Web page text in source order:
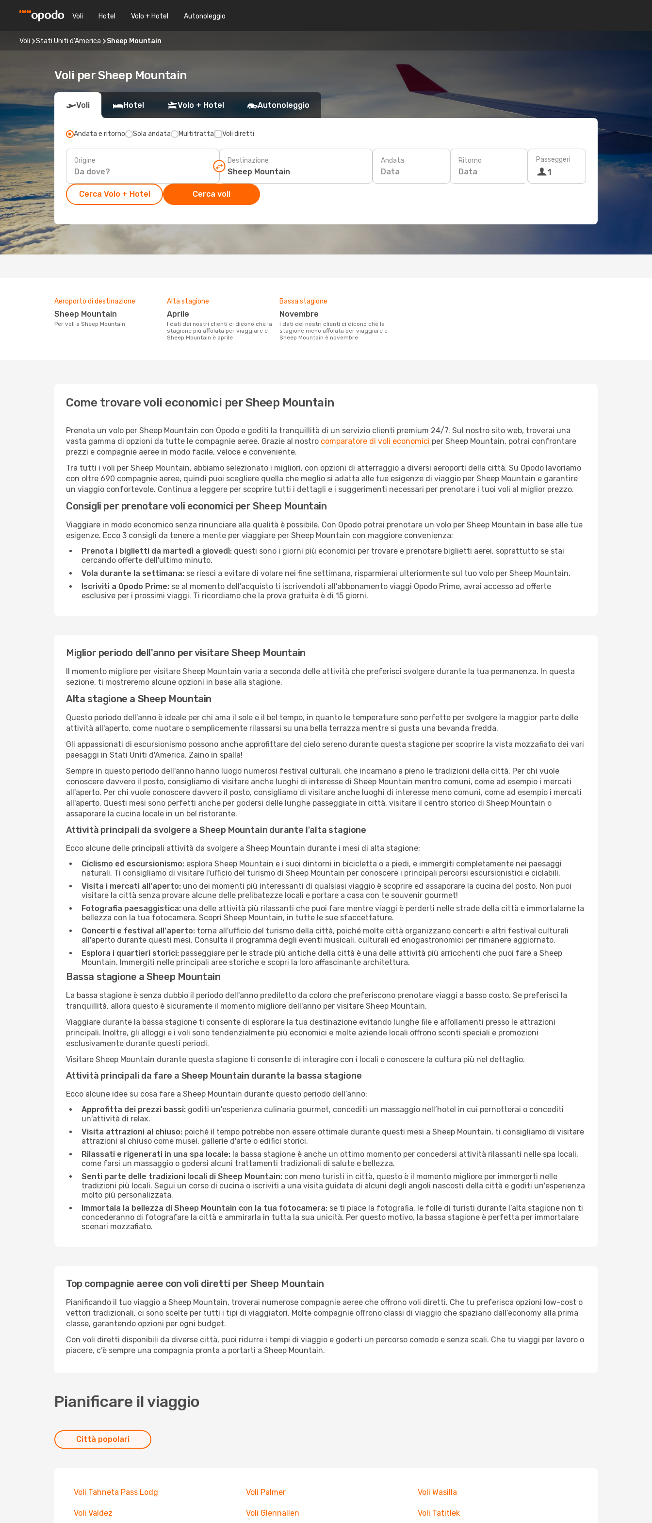
Voli Hotel Volo + Hotel Autonoleggio
Voli Stati Uniti d'America Sheep Mountain
Voli per Sheep Mountain
Voli Hotel Volo + Hotel Autonoleggio
Andata e ritorno Sola andata Multitratta Voli diretti
Origine Destinazione Andata
Data
Ritorno
Data
Passeggeri
1
Cerca Volo + Hotel Cerca voli
Aeroporto di destinazione
Sheep Mountain
Per voli a Sheep Mountain
Alta stagione
aprile
I dati dei nostri clienti ci dicono che la
stagione più affolata per viaggiare e
Sheep Mountain è aprile
Bassa stagione
novembre
I dati dei nostri clienti ci dicono che la
stagione meno affolata per viaggiare e
Sheep Mountain è novembre
Come trovare voli economici per Sheep Mountain
Prenota un volo per Sheep Mountain con Opodo e goditi la tranquillità di un servizio clienti premium 24/7. Sul nostro sito web, troverai una
vasta gamma di opzioni da tutte le compagnie aeree. Grazie al nostro comparatore di voli economici per Sheep Mountain, potrai confrontare
prezzi e compagnie aeree in modo facile, veloce e conveniente.
Tra tutti i voli per Sheep Mountain, abbiamo selezionato i migliori, con opzioni di atterraggio a diversi aeroporti della città. Su Opodo lavoriamo
con oltre 690 compagnie aeree, quindi puoi scegliere quella che meglio si adatta alle tue esigenze di viaggio per Sheep Mountain e garantire
un viaggio confortevole. Continua a leggere per scoprire tutti i dettagli e i suggerimenti necessari per prenotare i tuoi voli al miglior prezzo.
Consigli per prenotare voli economici per Sheep Mountain
Viaggiare in modo economico senza rinunciare alla qualità è possibile. Con Opodo potrai prenotare un volo per Sheep Mountain in base alle tue
esigenze. Ecco 3 consigli da tenere a mente per viaggiare per Sheep Mountain con maggiore convenienza:
Prenota i biglietti da martedì a giovedì: questi sono i giorni più economici per trovare e prenotare biglietti aerei, soprattutto se stai
cercando offerte dell'ultimo minuto.
Vola durante la settimana: se riesci a evitare di volare nei fine settimana, risparmierai ulteriormente sul tuo volo per Sheep Mountain.
Iscriviti a Opodo Prime: se al momento dell’acquisto ti iscrivendoti all’abbonamento viaggi Opodo Prime, avrai accesso ad offerte
esclusive per i prossimi viaggi. Ti ricordiamo che la prova gratuita è di 15 giorni.
Miglior periodo dell'anno per visitare Sheep Mountain
Il momento migliore per visitare Sheep Mountain varia a seconda delle attività che preferisci svolgere durante la tua permanenza. In questa
sezione, ti mostreremo alcune opzioni in base alla stagione.
Alta stagione a Sheep Mountain
Questo periodo dell'anno è ideale per chi ama il sole e il bel tempo, in quanto le temperature sono perfette per svolgere la maggior parte delle
attività all'aperto, come nuotare o semplicemente rilassarsi su una bella terrazza mentre si gusta una bevanda fredda.
Gli appassionati di escursionismo possono anche approfittare del cielo sereno durante questa stagione per scoprire la vista mozzafiato dei vari
paesaggi in Stati Uniti d'America. Zaino in spalla!
Sempre in questo periodo dell'anno hanno luogo numerosi festival culturali, che incarnano a pieno le tradizioni della città. Per chi vuole
conoscere davvero il posto, consigliamo di visitare anche luoghi di interesse di Sheep Mountain mentro comuni, come ad esempio i mercati
all'aperto. Per chi vuole conoscere davvero il posto, consigliamo di visitare anche luoghi di interesse meno comuni, come ad esempio i mercati
all'aperto. Questi mesi sono perfetti anche per godersi delle lunghe passeggiate in città, visitare il centro storico di Sheep Mountain o
assaporare la cucina locale in un bel ristorante.
Attività principali da svolgere a Sheep Mountain durante l'alta stagione
Ecco alcune delle principali attività da svolgere a Sheep Mountain durante i mesi di alta stagione:
Ciclismo ed escursionismo: esplora Sheep Mountain e i suoi dintorni in bicicletta o a piedi, e immergiti completamente nei paesaggi
naturali. Ti consigliamo di visitare l'ufficio del turismo di Sheep Mountain per conoscere i principali percorsi escursionistici e ciclabili.
Visita i mercati all'aperto: uno dei momenti più interessanti di qualsiasi viaggio è scoprire ed assaporare la cucina del posto. Non puoi
visitare la città senza provare alcune delle prelibatezze locali e portare a casa con te souvenir gourmet!
Fotografia paesaggistica: una delle attività più rilassanti che puoi fare mentre viaggi è perderti nelle strade della città e immortalarne la
bellezza con la tua fotocamera. Scopri Sheep Mountain, in tutte le sue sfaccettature.
Concerti e festival all'aperto: torna all'ufficio del turismo della città, poiché molte città organizzano concerti e altri festival culturali
all'aperto durante questi mesi. Consulta il programma degli eventi musicali, culturali ed enogastronomici per rimanere aggiornato.
Esplora i quartieri storici: passeggiare per le strade più antiche della città è una delle attività più arricchenti che puoi fare a Sheep
Mountain. Immergiti nelle principali aree storiche e scopri la loro affascinante architettura.
Bassa stagione a Sheep Mountain
La bassa stagione è senza dubbio il periodo dell'anno prediletto da coloro che preferiscono prenotare viaggi a basso costo. Se preferisci la
tranquillità, allora questo è sicuramente il momento migliore dell'anno per visitare Sheep Mountain.
Viaggiare durante la bassa stagione ti consente di esplorare la tua destinazione evitando lunghe file e affollamenti presso le attrazioni
principali. Inoltre, gli alloggi e i voli sono tendenzialmente più economici e molte aziende locali offrono sconti speciali e promozioni
esclusivamente durante questi periodi.
Visitare Sheep Mountain durante questa stagione ti consente di interagire con i locali e conoscere la cultura più nel dettaglio.
Attività principali da fare a Sheep Mountain durante la bassa stagione
Ecco alcune idee su cosa fare a Sheep Mountain durante questo periodo dell’anno:
Approfitta dei prezzi bassi: goditi un'esperienza culinaria gourmet, concediti un massaggio nell’hotel in cui pernotterai o concediti
un'attività di relax.
Visita attrazioni al chiuso: poiché il tempo potrebbe non essere ottimale durante questi mesi a Sheep Mountain, ti consigliamo di visitare
attrazioni al chiuso come musei, gallerie d'arte o edifici storici.
Rilassati e rigenerati in una spa locale: la bassa stagione è anche un ottimo momento per concedersi attività rilassanti nelle spa locali,
come farsi un massaggio o godersi alcuni trattamenti tradizionali di salute e bellezza.
Senti parte delle tradizioni locali di Sheep Mountain: con meno turisti in città, questo è il momento migliore per immergerti nelle
tradizioni più locali. Segui un corso di cucina o iscriviti a una visita guidata di alcuni degli angoli nascosti della città e goditi un'esperienza
molto più personalizzata.
Immortala la bellezza di Sheep Mountain con la tua fotocamera: se ti piace la fotografia, le folle di turisti durante l’alta stagione non ti
concederanno di fotografare la città e ammirarla in tutta la sua unicità. Per questo motivo, la bassa stagione è perfetta per immortalare
scenari mozzafiato.
Top compagnie aeree con voli diretti per Sheep Mountain
Pianificando il tuo viaggio a Sheep Mountain, troverai numerose compagnie aeree che offrono voli diretti. Che tu preferisca opzioni low-cost o
vettori tradizionali, ci sono scelte per tutti i tipi di viaggiatori. Molte compagnie offrono classi di viaggio che spaziano dall’economy alla prima
classe, garantendo opzioni per ogni budget.
Con voli diretti disponibili da diverse città, puoi ridurre i tempi di viaggio e goderti un percorso comodo e senza scali. Che tu viaggi per lavoro o
piacere, c’è sempre una compagnia pronta a portarti a Sheep Mountain.
Pianificare il viaggio
Città popolari
Voli Tahneta Pass Lodg Voli Palmer Voli Wasilla
Voli Valdez Voli Glennallen Voli Tatitlek